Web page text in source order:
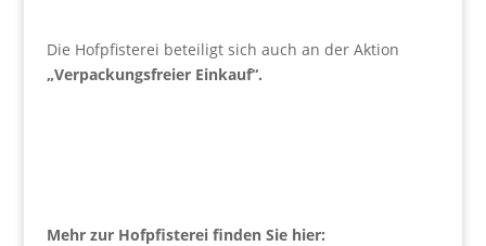
Die Hofpfisterei beteiligt sich auch an der Aktion
„Verpackungsfreier Einkauf“.
Mehr zur Hofpfisterei finden Sie hier: